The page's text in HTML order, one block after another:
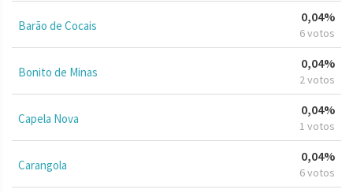
Barão de Cocais
0,04%
6 votos
Bonito de Minas
0,04%
2 votos
Capela Nova
0,04%
1 votos
Carangola
0,04%
6 votos